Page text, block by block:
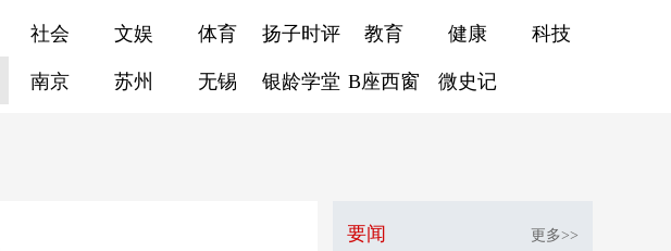
社会 文娱 体育 扬子时评 教育 健康 科技
南京 苏州 无锡 银龄学堂 B座西窗 微史记
要闻 更多>>